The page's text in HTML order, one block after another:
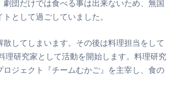
団だけでは食べる事は出来ないため、無国
として過ごしていました。
してしまいます。その後は料理担当をして
理研究家として活動を開始します。料理研究
ジェクト『チームむかご』を主宰し、食の